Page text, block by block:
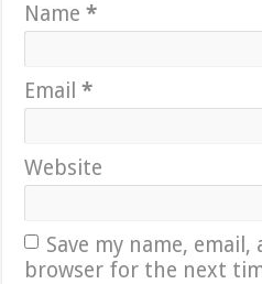
Name*
Email*
Website
Save my name,
browser for the next